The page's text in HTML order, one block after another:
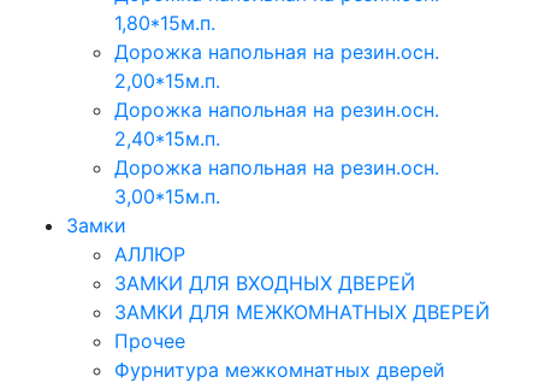
1,80*15м.п.
Дорожка напольная на резин.осн.
2,00*15м.п.
Дорожка напольная на резин.осн.
2,40*15м.п.
Дорожка напольная на резин.осн.
3,00*15м.п.
Замки
АЛЛЮР
ЗАМКИ ДЛЯ ВХОДНЫХ ДВЕРЕЙ
ЗАМКИ ДЛЯ МЕЖКОМНАТНЫХ ДВЕРЕЙ
Прочее
Фурнитура межкомнатных дверей